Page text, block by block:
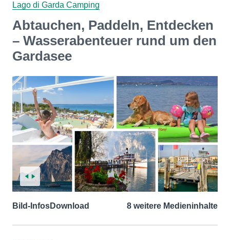
Lago di Garda Camping
Abtauchen, Paddeln, Entdecken
– Wasserabenteuer rund um den
Gardasee
Bild-InfosDownload 8 weitere Medieninhalte